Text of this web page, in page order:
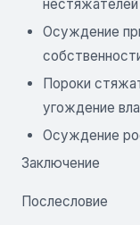
нестяжателей
Осуждение
Пороки
угождение
Осуждение
Заключение
Послесловие